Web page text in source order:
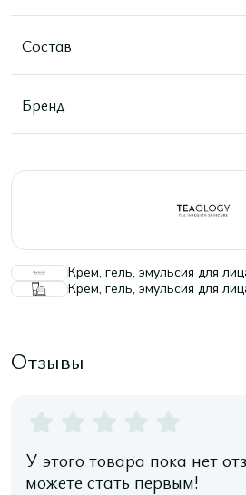
Состав
Бренд
Крем, гель, эмульсия для
Крем, гель, эмульсия для
Отзывы
У этого товара пока нет
можете стать первым!